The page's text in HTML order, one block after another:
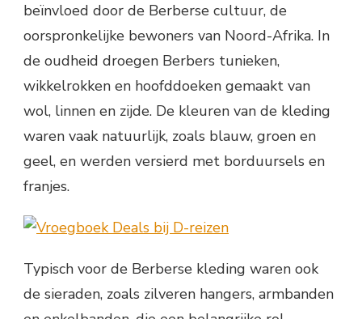
beïnvloed door de Berberse cultuur, de
oorspronkelijke bewoners van Noord-Afrika. In
de oudheid droegen Berbers tunieken,
wikkelrokken en hoofddoeken gemaakt van
wol, linnen en zijde. De kleuren van de kleding
waren vaak natuurlijk, zoals blauw, groen en
geel, en werden versierd met borduursels en
franjes.
Typisch voor de Berberse kleding waren ook
de sieraden, zoals zilveren hangers, armbanden